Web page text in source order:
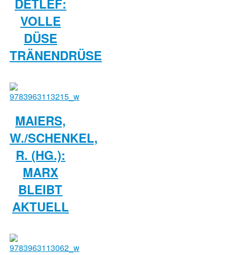
VOLLE
DÜSE
TRÄNENDRÜSE
MAIERS,
W./SCHENKEL,
R. (HG.):
MARX
BLEIBT
AKTUELL